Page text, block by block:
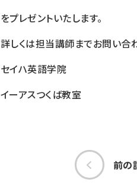
をプレゼントいたします。
詳しくは担当講師までお問い合
セイハ英語学院
イーアスつくば教室
前の